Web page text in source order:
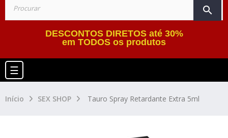
search
DESCONTOS DIRETOS até 30%
em TODOS os produtos
Toggle navigation
☰
Início SEX SHOP Tauro Spray Retardante Extra 5ml